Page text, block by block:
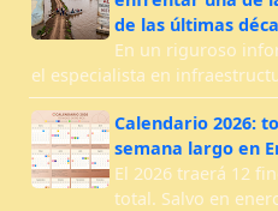
de las últimas
En un riguroso
el especialista en
Calendario 2026:
semana largo en
El 2026 traerá 12
total. Salvo en